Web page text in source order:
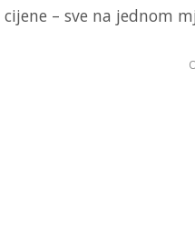
cijene – sve na jednom